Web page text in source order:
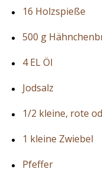
16 Holzspieße
500 g
4 EL Öl
Jodsalz
1/2 kleine, rote
1 kleine Zwiebel
Pfeffer